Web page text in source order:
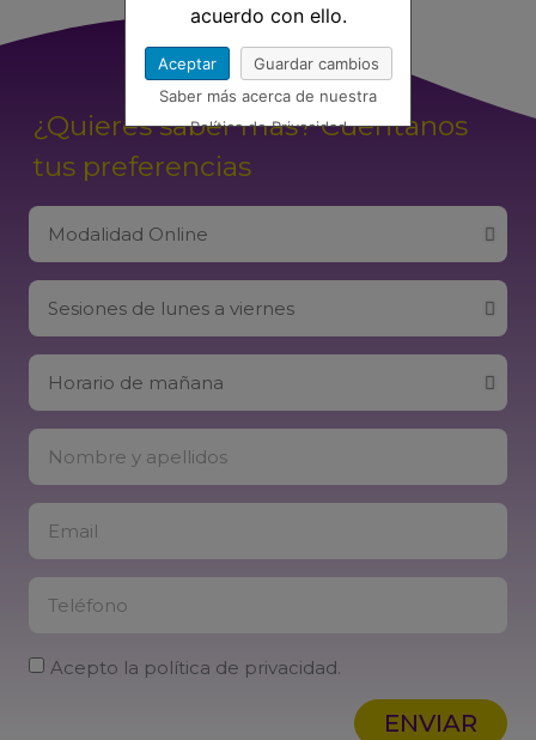
¿Quieres saber más? Cuéntanos
tus preferencias
Acepto la política de privacidad.
ENVIAR
acuerdo con ello.
Aceptar
Guardar cambios
Saber más acerca de nuestra
Política de Privacidad